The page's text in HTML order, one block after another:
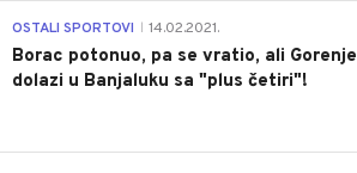
OSTALI SPORTOVI 14.02.2021.
Borac potonuo, pa se vratio, ali Gorenje
dolazi u Banjaluku sa "plus četiri"!